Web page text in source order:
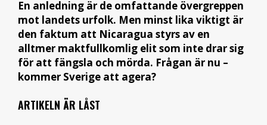
En anledning är de omfattande övergreppen
mot landets urfolk. Men minst lika viktigt är
den faktum att Nicaragua styrs av en
alltmer maktfullkomlig elit som inte drar sig
för att fängsla och mörda. Frågan är nu –
kommer Sverige att agera?
ARTIKELN ÄR LÅST